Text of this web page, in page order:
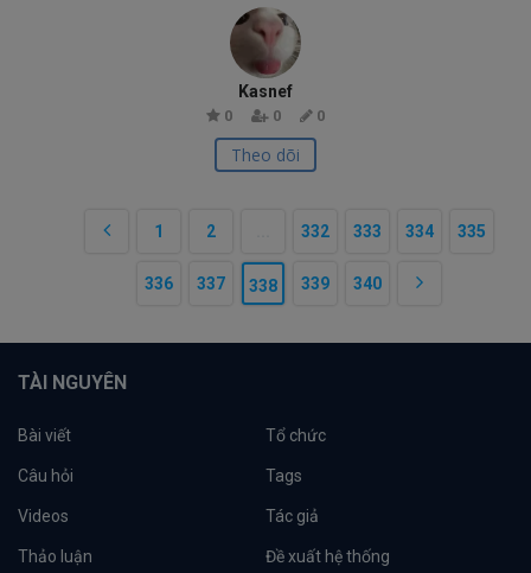
Kasnef
0 0 0
Theo dõi
1 2 332 333 334 335
336 337 338 339 340
TÀI NGUYÊN
Bài viết Tổ chức
Câu hỏi Tags
Videos Tác giả
Thảo luận Đề xuất hệ thống